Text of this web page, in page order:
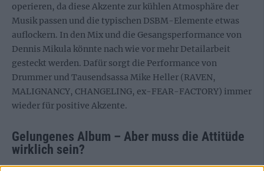
operieren, da diese Akzente zur kühlen Atmosphäre der
Musik passen und die typischen DSBM-Elemente etwas
auflockern. In den Mix und die Gesangsperformance von
Dennis Mikula könnte nach wie vor mehr Detailarbeit
gesteckt werden. Dafür sorgt die Performance von
Drummer und Tausendsassa Mike Heller (RAVEN,
MALIGNANCY, CHANGELING, ex-FEAR-FACTORY) immer
wieder für positive Akzente.
Gelungenes Album – Aber muss die Attitüde
wirklich sein?